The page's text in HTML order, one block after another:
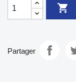

Partager